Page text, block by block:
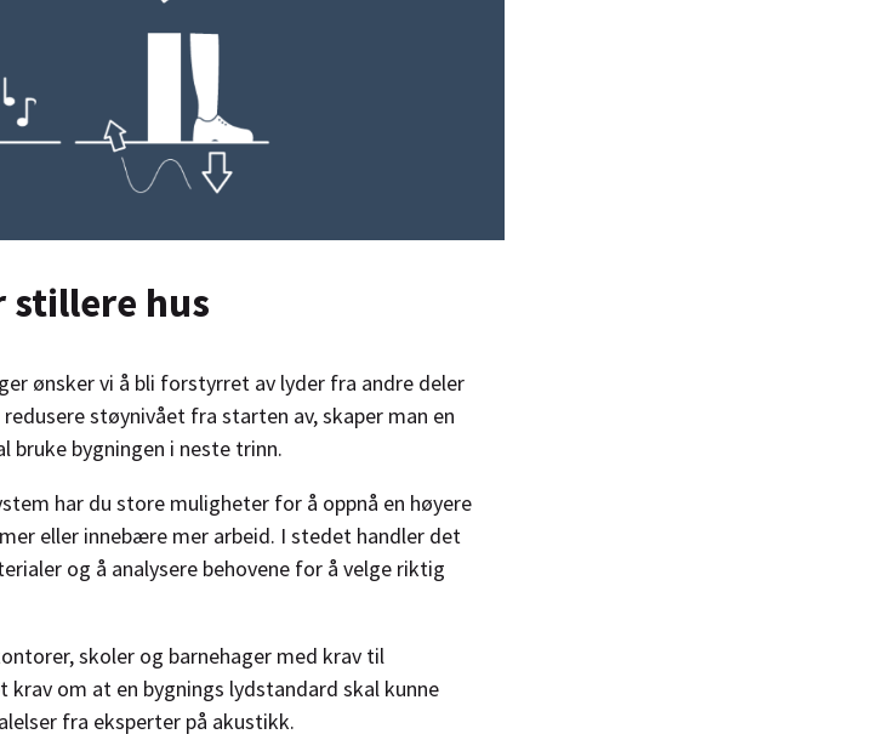
stillere hus
ønsker vi å bli forstyrret av lyder fra andre deler
støynivået fra starten av, skaper man en
bruke bygningen i neste trinn.
har du store muligheter for å oppnå en høyere
eller innebære mer arbeid. I stedet handler det
og å analysere behovene for å velge riktig
skoler og barnehager med krav til
om at en bygnings lydstandard skal kunne
fra eksperter på akustikk.